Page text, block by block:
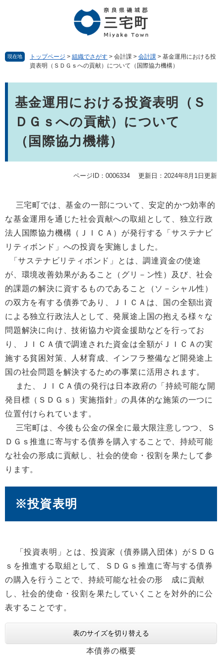
現在地 トップページ > 組織でさがす > 会計課 > 会計課 > 基金運用における投
資表明（ＳＤＧｓへの貢献）について（国際協力機構）
基金運用における投資表明（Ｓ
ＤＧｓへの貢献）について
（国際協力機構）
ページID：0006334 更新日：2024年8月1日更新
三宅町では、基金の一部について、安定的かつ効率的
な基金運用を通じた社会貢献への取組として、独立行政
法人国際協力機構（ＪＩＣＡ）が発行する「サステナビ
リティボンド」への投資を実施しました。
「サステナビリティボンド」とは、調達資金の使途
が、環境改善効果があること（グリ－ン性）及び、社会
的課題の解決に資するものであること（ソ－シャル性）
の双方を有する債券であり、ＪＩＣＡは、国の全額出資
による独立行政法人として、発展途上国の抱える様々な
問題解決に向け、技術協力や資金援助などを行ってお
り、ＪＩＣＡ債で調達された資金は全額がＪＩＣＡの実
施する貧困対策、人材育成、インフラ整備など開発途上
国の社会問題を解決するための事業に活用されます。
また、ＪＩＣＡ債の発行は日本政府の「持続可能な開
発目標（ＳＤＧｓ）実施指針」の具体的な施策の一つに
位置付けられています。
三宅町は、今後も公金の保全に最大限注意しつつ、Ｓ
ＤＧｓ推進に寄与する債券を購入することで、持続可能
な社会の形成に貢献し、社会的使命・役割を果たして参
ります。
※投資表明
「投資表明」とは、投資家（債券購入団体）がＳＤＧ
ｓを推進する取組として、ＳＤＧｓ推進に寄与する債券
の購入を行うことで、持続可能な社会の形 成に貢献
し、社会的使命・役割を果たしていくことを対外的に公
表することです。
表のサイズを切り替える
本債券の概要